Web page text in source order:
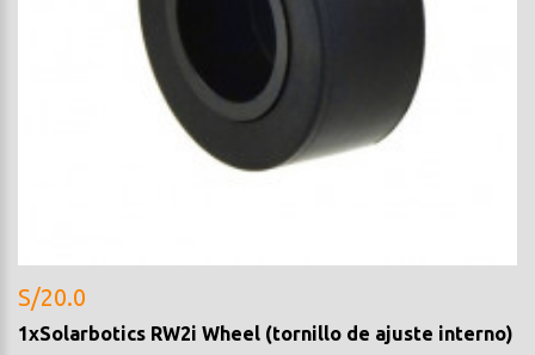
S/20.0
1xSolarbotics RW2i Wheel (tornillo de ajuste interno)